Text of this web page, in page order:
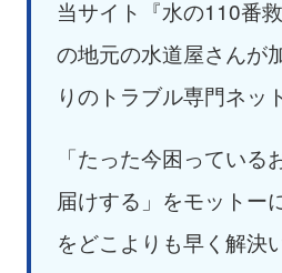
当サイト『水の110番
の地元の水道屋さんが
りのトラブル専門ネッ
「たった今困っている
届けする」をモットー
をどこよりも早く解決